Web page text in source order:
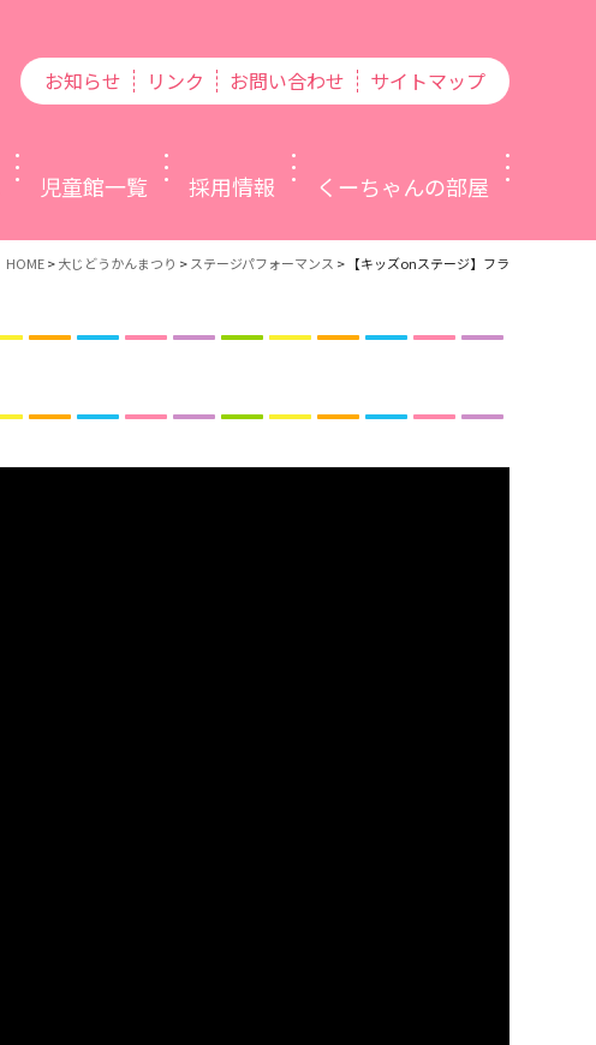
お知らせ リンク お問い合わせ サイトマップ
児童館一覧 採用情報 くーちゃんの部屋
HOME>大じどうかんまつり > ステージパフォーマンス > 【キッズonステージ】フラ